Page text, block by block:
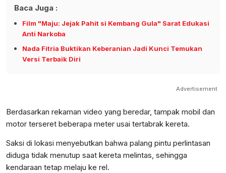
Baca Juga :
Film "Maju: Jejak Pahit si Kembang Gula" Sarat Edukasi
Anti Narkoba
Nada Fitria Buktikan Keberanian Jadi Kunci Temukan
Versi Terbaik Diri
Advertisement
Berdasarkan rekaman video yang beredar, tampak mobil dan
motor terseret beberapa meter usai tertabrak kereta.
Saksi di lokasi menyebutkan bahwa palang pintu perlintasan
diduga tidak menutup saat kereta melintas, sehingga
kendaraan tetap melaju ke rel.